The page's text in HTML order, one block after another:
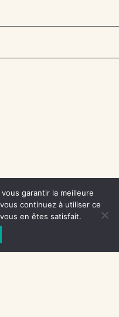
garantir la meilleure
continuez à utiliser ce
en êtes satisfait.